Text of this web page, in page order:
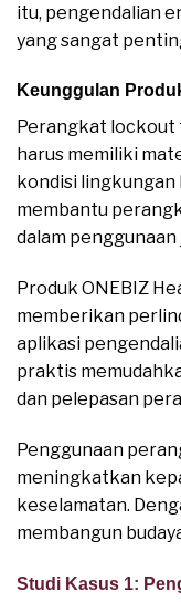
itu, pengendalian
yang sangat
Keunggulan
Perangkat lockout
harus memiliki
kondisi
membantu
dalam
Produk ONEBIZ
memberikan
aplikasi
praktis
dan pelepasan
Penggunaan
meningkatkan
keselamatan.
membangun
Studi Kasus 1: